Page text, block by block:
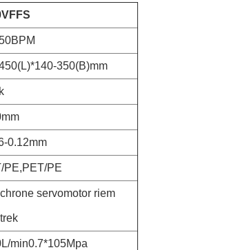
350(B)mm
0.12mm
PE,PET/PE
servomotor riem
min0.7*105Mpa